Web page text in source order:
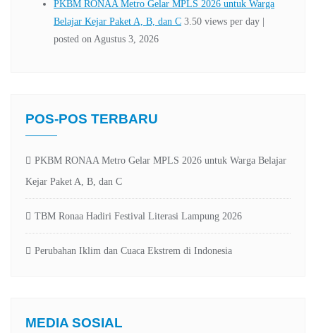
POS-POS TERBARU
PKBM RONAA Metro Gelar MPLS 2026 untuk Warga Belajar
Kejar Paket A, B, dan C
TBM Ronaa Hadiri Festival Literasi Lampung 2026
Perubahan Iklim dan Cuaca Ekstrem di Indonesia
MEDIA SOSIAL